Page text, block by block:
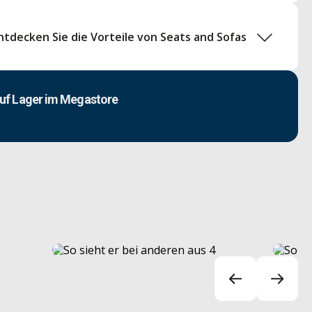
Sie die Vorteile von Seats and Sofas
Lager im Megastore